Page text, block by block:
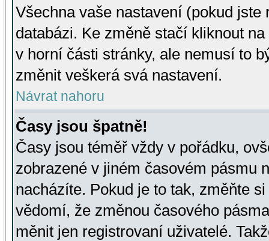
Všechna vaše nastavení (pokud
databázi. Ke změně stačí kliknout
v horní části stránky, ale nemusí to
změnit veškerá svá nastavení.
Návrat nahoru
Časy jsou špatně!
Časy jsou téměř vždy v pořádku,
zobrazené v jiném časovém pásmu
nacházíte. Pokud je to tak, změňte
vědomí, že změnou časového
měnit jen registrovaní uživatelé.